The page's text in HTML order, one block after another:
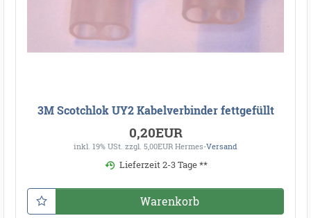
3M Scotchlok UY2 Kabelverbinder fettgefüllt
0,20EUR
inkl. 19% USt. zzgl. 5,00EUR Hermes-Versand
Lieferzeit 2-3 Tage **
Warenkorb